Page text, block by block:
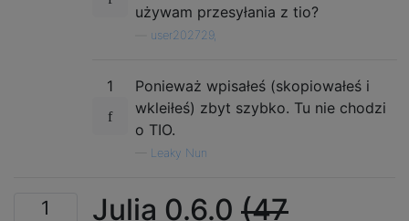
używam przesyłania z tio?
user202729,
1
Ponieważ wpisałeś (skopiowałeś i
wkleiłeś) zbyt szybko. Tu nie chodzi
o TIO.
Leaky Nun
1 Julia 0.6.0 (47